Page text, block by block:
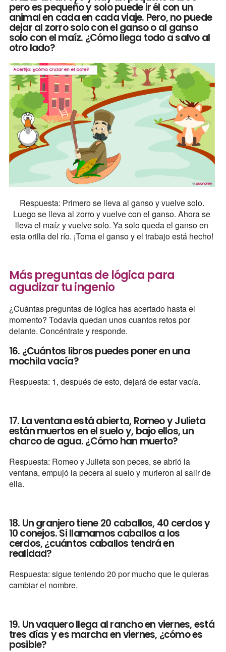
pero es pequeño y solo puede ir él con un
animal en cada en cada viaje. Pero, no puede
dejar al zorro solo con el ganso o al ganso
solo con el maíz. ¿Cómo llega todo a salvo al
otro lado?
Respuesta: Primero se lleva al ganso y vuelve solo.
Luego se lleva al zorro y vuelve con el ganso. Ahora se
lleva el maíz y vuelve solo. Ya solo queda el ganso en
esta orilla del río. ¡Toma el ganso y el trabajo está hecho!
Más preguntas de lógica para
agudizar tu ingenio
¿Cuántas preguntas de lógica has acertado hasta el
momento? Todavía quedan unos cuantos retos por
delante. Concéntrate y responde.
16. ¿Cuántos libros puedes poner en una
mochila vacía?
Respuesta: 1, después de esto, dejará de estar vacía.
17. La ventana está abierta, Romeo y Julieta
están muertos en el suelo y, bajo ellos, un
charco de agua. ¿Cómo han muerto?
Respuesta: Romeo y Julieta son peces, se abrió la
ventana, empujó la pecera al suelo y murieron al salir de
ella.
18. Un granjero tiene 20 caballos, 40 cerdos y
10 conejos. Si llamamos caballos a los
cerdos, ¿cuántos caballos tendrá en
realidad?
Respuesta: sigue teniendo 20 por mucho que le quieras
cambiar el nombre.
19. Un vaquero llega al rancho en viernes, está
tres días y es marcha en viernes, ¿cómo es
posible?